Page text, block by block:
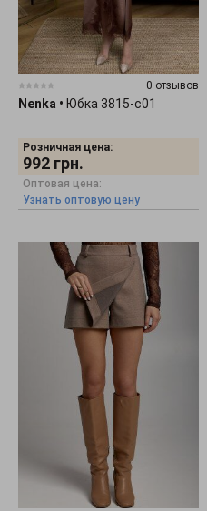
0 отзывов
Nenka • Юбка 3815-c01
Розничная цена:
992 грн.
Оптовая цена:
Узнать оптовую цену